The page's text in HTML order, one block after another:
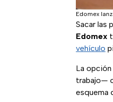
Edomex
Sacar las
Edomex
vehículo
La
trabajo—
esquema